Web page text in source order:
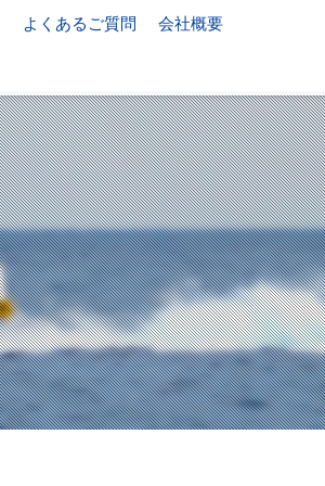
よくあるご質問 会社概要